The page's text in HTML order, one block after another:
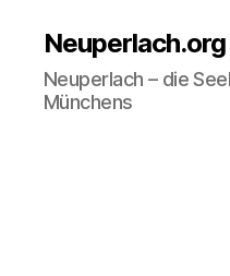
Neuperlach.org
Neuperlach – die
Münchens